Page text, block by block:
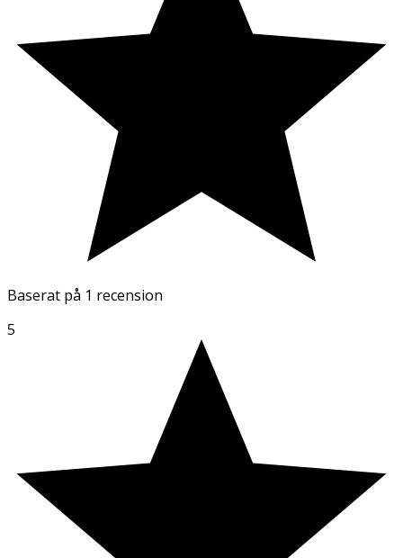
Baserat på 1 recension
5